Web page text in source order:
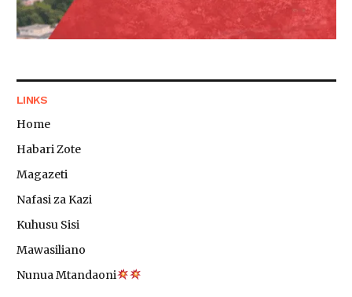
LINKS
Home
Habari Zote
Magazeti
Nafasi za Kazi
Kuhusu Sisi
Mawasiliano
Nunua Mtandaoni